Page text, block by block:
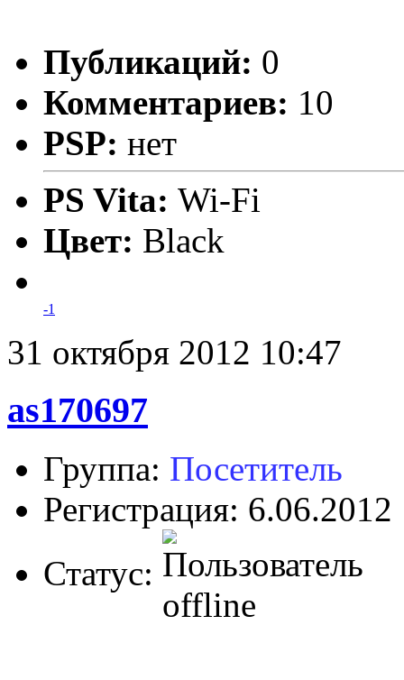
Публикаций: 0
Комментариев: 10
PSP: нет
PS Vita: Wi-Fi
Цвет: Black
-1
31 октября 2012 10:47
as170697
Группа: Посетитель
Регистрация: 6.06.2012
Статус: